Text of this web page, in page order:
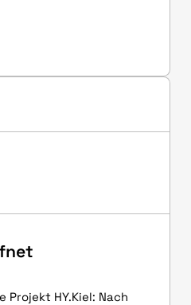
Projekt HY.Kiel: Nach